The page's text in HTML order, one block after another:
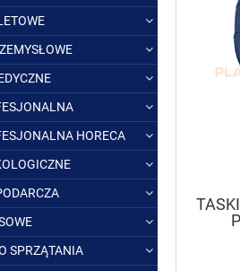
HORECA
SPRZĄTANIA